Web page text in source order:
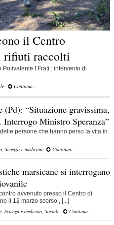
il Centro
rifiuti raccolti
I Frati : intervento di
Continua...
(Pd): “Situazione gravissima,
Ministro Speranza”
persone che hanno perso la vita in
, Scienza e medicina Continua...
marsicane si interrogano
avvenuto presso il Centro di
il 12 marzo scorso , [...]
Scienza e medicina Sociale Continua...